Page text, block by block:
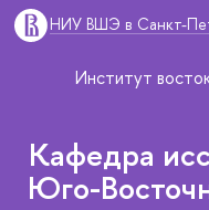
НИУ ВШЭ в Санкт-
Институт
Кафедра
Юго-